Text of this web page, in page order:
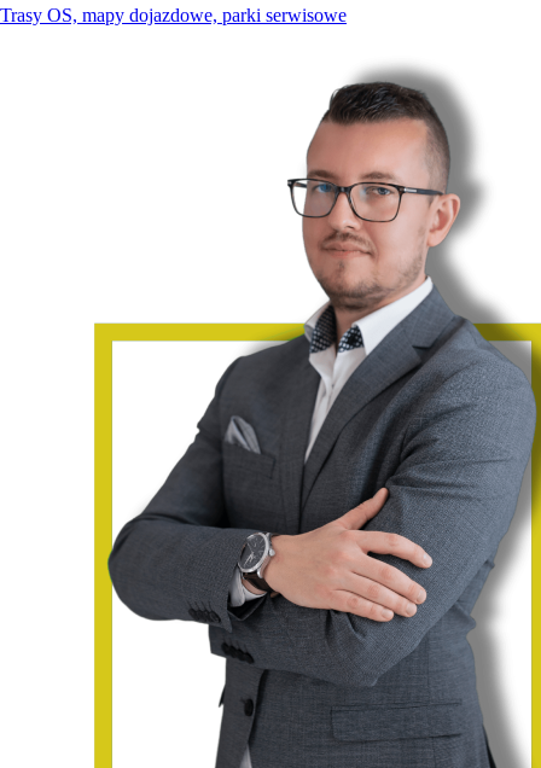
Trasy OS, mapy dojazdowe, parki serwisowe